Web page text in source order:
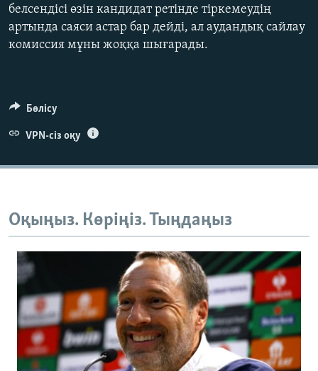
белсендісі өзін кандидат ретінде тіркемеудің
артында саяси астар бар дейді, ал аудандық сайлау
комиссия мұны жоққа шығарады.
Бөлісу
VPN-сіз оқу
Оқыңыз. Көріңіз. Тыңдаңыз